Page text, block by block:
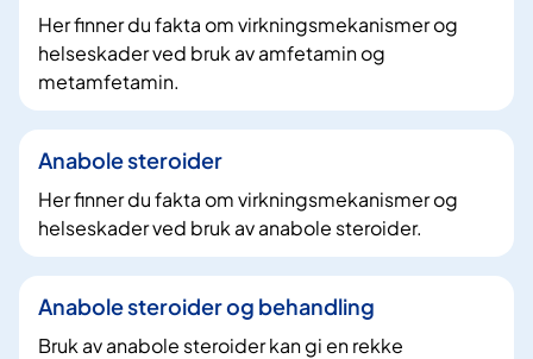
Her finner du fakta om virkningsmekanismer og
helseskader ved bruk av amfetamin og
metamfetamin.
Anabole steroider
Her finner du fakta om virkningsmekanismer og
helseskader ved bruk av anabole steroider.
Anabole steroider og behandling
Bruk av anabole steroider kan gi en rekke